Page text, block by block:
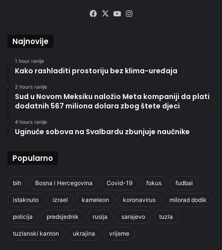
Facebook
X YouTube
Najnovije
1 hour ranije
Kako rashladiti prostoriju bez klima-uređaja
2 hours ranije
Sud u Novom Meksiku naložio Meta kompaniji da plati
dodatnih 567 miliona dolara zbog štete djeci
4 hours ranije
Uginuće sobova na Svalbardu zbunjuje naučnike
Popularno
bih Bosna i Hercegovina Covid-19 fokus fudbal
istaknuto izrael kameleon koronavirus milorad dodik
policija predsjednik rusija sarajevo tuzla
tuzlanski kanton ukrajina vrijeme